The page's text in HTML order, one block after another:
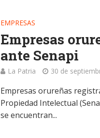
EMPRESAS
Empresas
ante Senapi
La Patria 30 de
Empresas orureñas
Propiedad Intelectual
se encuentran...